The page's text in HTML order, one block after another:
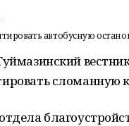
автобусную
сломанную